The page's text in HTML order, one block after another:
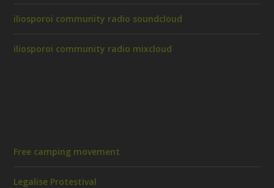
iliosporoi community radio soundcloud
iliosporoi community radio mixcloud
Free camping movement
Legalise Protestival